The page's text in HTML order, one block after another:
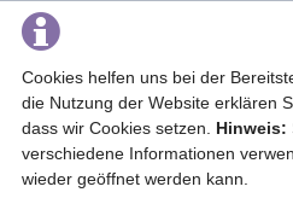
Cookies helfen uns bei der
die Nutzung der Website erklären
dass wir Cookies setzen. Hinweis:
verschiedene Informationen
wieder geöffnet werden kann.